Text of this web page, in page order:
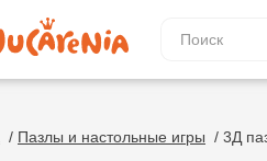
/ Пазлы и настольные игры / 3Д